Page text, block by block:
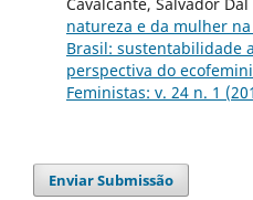
natureza e da mulher
Brasil: sustentabilidade
perspectiva do
Feministas: v. 24 n. 1
Enviar Submissão